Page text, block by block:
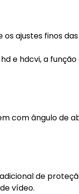
ajustes finos
e hdcvi, a
com ângulo de
de
vídeo.